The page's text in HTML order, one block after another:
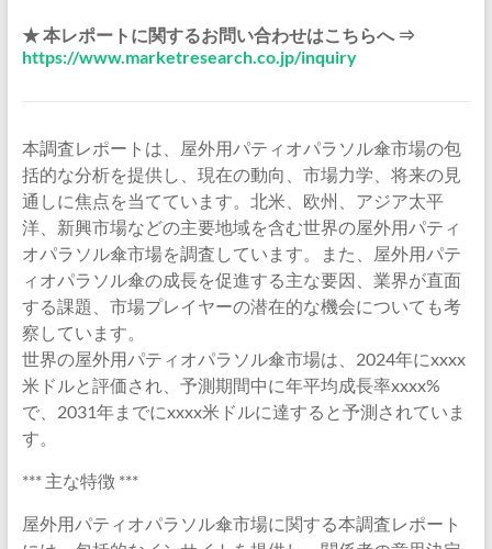
★ 本レポートに関するお問い合わせはこちらへ ⇒
https://www.marketresearch.co.jp/inquiry
本調査レポートは、屋外用パティオパラソル傘市場の包
括的な分析を提供し、現在の動向、市場力学、将来の見
通しに焦点を当てています。北米、欧州、アジア太平
洋、新興市場などの主要地域を含む世界の屋外用パティ
オパラソル傘市場を調査しています。また、屋外用パテ
ィオパラソル傘の成長を促進する主な要因、業界が直面
する課題、市場プレイヤーの潜在的な機会についても考
察しています。
世界の屋外用パティオパラソル傘市場は、2024年にxxxx
米ドルと評価され、予測期間中に年平均成長率xxxx%
で、2031年までにxxxx米ドルに達すると予測されていま
す。
*** 主な特徴 ***
屋外用パティオパラソル傘市場に関する本調査レポート